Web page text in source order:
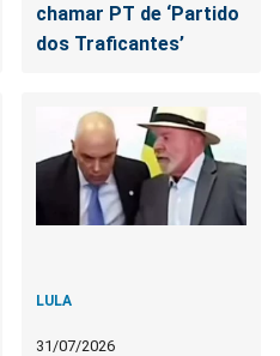
chamar PT de ‘Partido
dos Traficantes’
LULA
31/07/2026